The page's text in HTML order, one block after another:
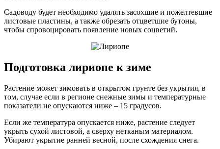
Садоводу будет необходимо удалять засохшие и пожелтевшие
листовые пластины, а также обрезать отцветшие бутоны,
чтобы спровоцировать появление новых соцветий.
Подготовка лириопе к зиме
Растение может зимовать в открытом грунте без укрытия, в
том, случае если в регионе снежные зимы и температурные
показатели не опускаются ниже – 15 градусов.
Если же температура опускается ниже, растение следует
укрыть сухой листовой, а сверху нетканым материалом.
Убирают укрытие ранней весной, после схождения снега.